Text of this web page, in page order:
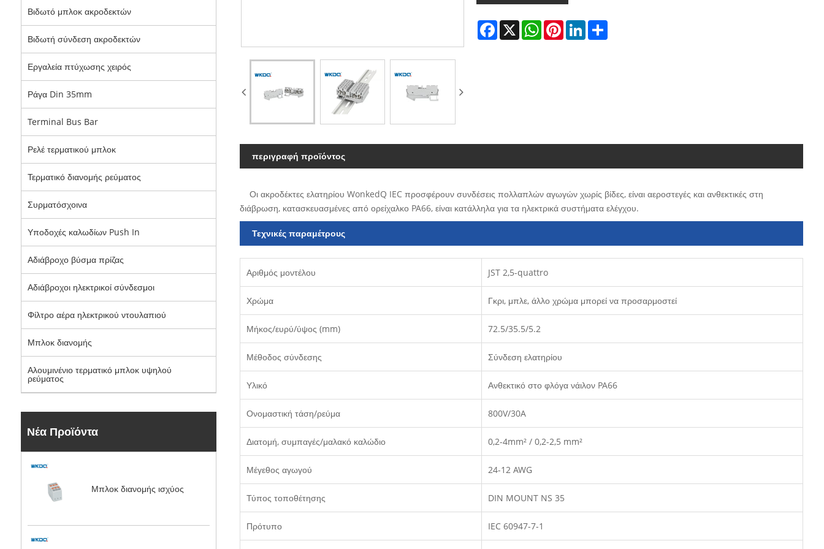
Βιδωτό μπλοκ ακροδεκτών
Βιδωτή σύνδεση ακροδεκτών
Εργαλεία πτύχωσης χειρός
Ράγα Din 35mm
Terminal Bus Bar
Ρελέ τερματικού μπλοκ
Τερματικό διανομής ρεύματος
Συρματόσχοινα
Υποδοχές καλωδίων Push In
Αδιάβροχο βύσμα πρίζας
Αδιάβροχοι ηλεκτρικοί σύνδεσμοι
Φίλτρο αέρα ηλεκτρικού ντουλαπιού
Μπλοκ διανομής
Αλουμινένιο τερματικό μπλοκ υψηλού
ρεύματος
Νέα Προϊόντα
Μπλοκ διανομής ισχύος
Facebook
X WhatsApp
PinterestLinkedIn
περιγραφή προϊόντος
Οι ακροδέκτες ελατηρίου WonkedQ IEC προσφέρουν συνδέσεις πολλαπλών αγωγών χωρίς βίδες, είναι αεροστεγές και ανθεκτικές στη
διάβρωση, κατασκευασμένες από ορείχαλκο PA66, είναι κατάλληλα για τα ηλεκτρικά συστήματα ελέγχου.
Τεχνικές παραμέτρους
Αριθμός μοντέλου JST 2,5-quattro
Χρώμα Γκρι, μπλε, άλλο χρώμα μπορεί να προσαρμοστεί
Μήκος/ευρύ/ύψος (mm) 72.5/35.5/5.2
Μέθοδος σύνδεσης Σύνδεση ελατηρίου
Υλικό Ανθεκτικό στο φλόγα νάιλον PA66
Ονομαστική τάση/ρεύμα 800V/30A
Διατομή, συμπαγές/μαλακό καλώδιο 0,2-4mm² / 0,2-2,5 mm²
Μέγεθος αγωγού 24-12 AWG
Τύπος τοποθέτησης DIN MOUNT NS 35
Πρότυπο IEC 60947-7-1